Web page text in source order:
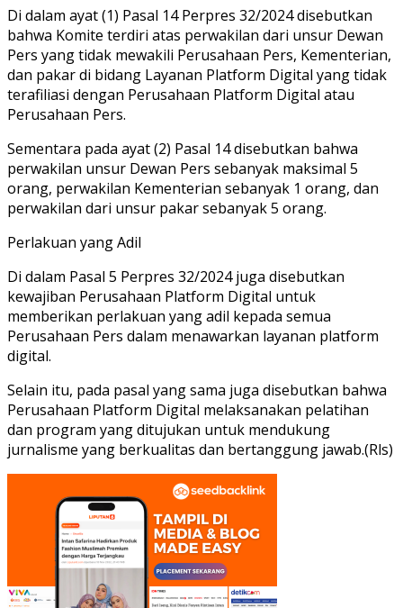
Di dalam ayat (1) Pasal 14 Perpres 32/2024 disebutkan
bahwa Komite terdiri atas perwakilan dari unsur Dewan
Pers yang tidak mewakili Perusahaan Pers, Kementerian,
dan pakar di bidang Layanan Platform Digital yang tidak
terafiliasi dengan Perusahaan Platform Digital atau
Perusahaan Pers.
Sementara pada ayat (2) Pasal 14 disebutkan bahwa
perwakilan unsur Dewan Pers sebanyak maksimal 5
orang, perwakilan Kementerian sebanyak 1 orang, dan
perwakilan dari unsur pakar sebanyak 5 orang.
Perlakuan yang Adil
Di dalam Pasal 5 Perpres 32/2024 juga disebutkan
kewajiban Perusahaan Platform Digital untuk
memberikan perlakuan yang adil kepada semua
Perusahaan Pers dalam menawarkan layanan platform
digital.
Selain itu, pada pasal yang sama juga disebutkan bahwa
Perusahaan Platform Digital melaksanakan pelatihan
dan program yang ditujukan untuk mendukung
jurnalisme yang berkualitas dan bertanggung jawab.(Rls)